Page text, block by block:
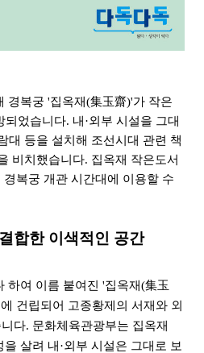
경복궁 '집옥재(集玉齋)'가 작은
었습니다. 내·외부 시설을 그대
대 등을 설치해 조선시대 관련 책
비치했습니다. 집옥재 작은도서
복궁 개관 시간대에 이용할 수
합한 이색적인 공간
하여 이름 붙여진 '집옥재(集玉
건립되어 고종황제의 서재와 외
다. 문화체육관광부는 집옥재
을 살려 내·외부 시설은 그대로 보